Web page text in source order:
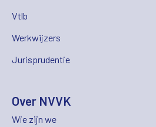
Vtlb
Werkwijzers
Jurisprudentie
Over NVVK
Wie zijn we